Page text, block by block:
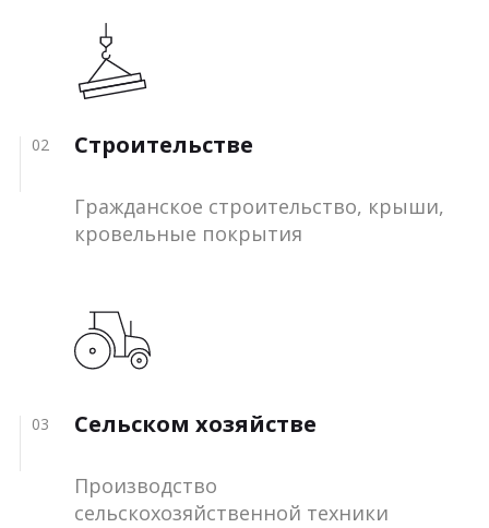
02 Строительстве
Гражданское строительство, крыши,
кровельные покрытия
03 Сельском хозяйстве
Производство
сельскохозяйственной техники